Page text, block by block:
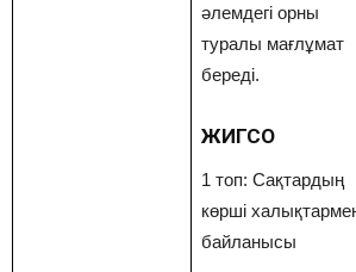
әлемдегі орны
туралы мағлұмат
береді.
ЖИГСО
1 топ: Сақтардың
көрші
байланысы